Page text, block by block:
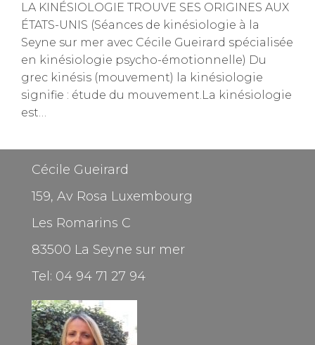
LA KINÉSIOLOGIE TROUVE SES ORIGINES AUX
ÉTATS-UNIS (Séances de kinésiologie à la
Seyne sur mer avec Cécile Gueirard spécialisée
en kinésiologie psycho-émotionnelle) Du
grec kinésis (mouvement) la kinésiologie
signifie : étude du mouvement.La kinésiologie
est…
Cécile Gueirard
159, Av Rosa Luxembourg
Les Romarins C
83500 La Seyne sur mer
Tel: 04 94 71 27 94